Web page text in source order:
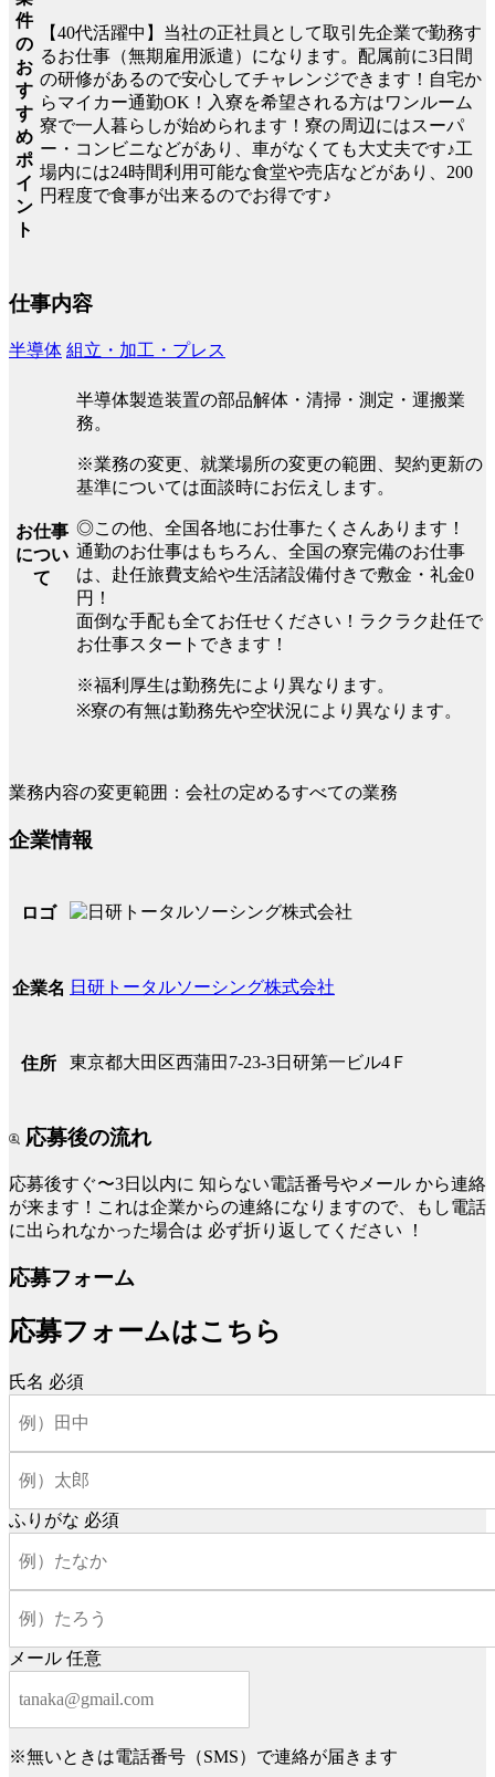
件
の
お
す
す
め
ポ
イ
ン
ト
【40代活躍中】当社の正社員として取引先企業で勤務す
るお仕事（無期雇用派遣）になります。配属前に3日間
の研修があるので安心してチャレンジできます！自宅か
らマイカー通勤OK！入寮を希望される方はワンルーム
寮で一人暮らしが始められます！寮の周辺にはスーパ
ー・コンビニなどがあり、車がなくても大丈夫です♪工
場内には24時間利用可能な食堂や売店などがあり、200
円程度で食事が出来るのでお得です♪
仕事内容
半導体 組立・加工・プレス
お仕事
につい
て
半導体製造装置の部品解体・清掃・測定・運搬業
務。
※業務の変更、就業場所の変更の範囲、契約更新の
基準については面談時にお伝えします。
◎この他、全国各地にお仕事たくさんあります！
通勤のお仕事はもちろん、全国の寮完備のお仕事
は、赴任旅費支給や生活諸設備付きで敷金・礼金0
円！
面倒な手配も全てお任せください！ラクラク赴任で
お仕事スタートできます！
※福利厚生は勤務先により異なります。
※寮の有無は勤務先や空状況により異なります。
業務内容の変更範囲：会社の定めるすべての業務
企業情報
ロゴ
企業名 日研トータルソーシング株式会社
住所 東京都大田区西蒲田7-23-3日研第一ビル4Ｆ
応募後の流れ
応募後すぐ〜3日以内に 知らない電話番号やメール から連絡
が来ます！これは企業からの連絡になりますので、もし電話
に出られなかった場合は 必ず折り返してください ！
応募フォーム
応募フォームはこちら
氏名 必須
ふりがな 必須
メール 任意
※無いときは電話番号（SMS）で連絡が届きます